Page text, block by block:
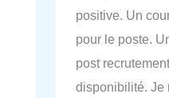
positive. Un
pour le poste.
post
disponibilité. Je